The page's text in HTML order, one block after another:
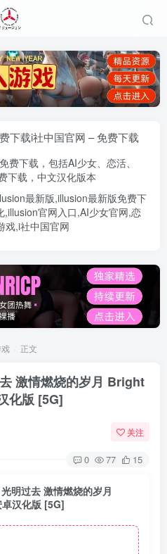
下载i社中国官网 – 免费下载
费下载，包括AI少女、 恋活、
下载，中文汉化版本
最新版,illusion最新版免费下
,illusion官网入口,AI少女官网,恋
戏,i社中国官网
正文
激情燃烧的岁月 Bright
化版 [5G]
关注
0 77 15
明过去 激情燃烧的岁月
汉化版 [5G]